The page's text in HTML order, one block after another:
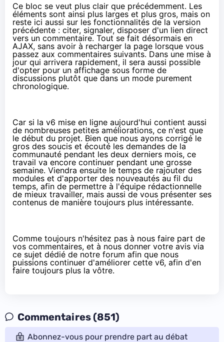
Ce bloc se veut plus clair que précédemment. Les
éléments sont ainsi plus larges et plus gros, mais on
reste ici aussi sur les fonctionnalités de la version
précédente : citer, signaler, disposer d'un lien direct
vers un commentaire. Tout se fait désormais en
AJAX, sans avoir à recharger la page lorsque vous
passez aux commentaires suivants. Dans une mise à
jour qui arrivera rapidement, il sera aussi possible
d'opter pour un affichage sous forme de
discussions plutôt que dans un mode purement
chronologique.
Car si la v6 mise en ligne aujourd'hui contient aussi
de nombreuses petites améliorations, ce n'est que
le début du projet. Bien que nous ayons corrigé le
gros des soucis et écouté les demandes de la
communauté pendant les deux derniers mois, ce
travail va encore continuer pendant une grosse
semaine. Viendra ensuite le temps de rajouter des
modules et d'apporter des nouveautés au fil du
temps, afin de permettre à l'équipe rédactionnelle
de mieux travailler, mais aussi de vous présenter ses
contenus de manière toujours plus intéressante.
Comme toujours n'hésitez pas à nous faire part de
vos commentaires, et à nous donner votre avis via
ce sujet dédié de notre forum afin que nous
puissions continuer d'améliorer cette v6, afin d'en
faire toujours plus la vôtre.
Commentaires (851)
Abonnez-vous pour prendre part au débat